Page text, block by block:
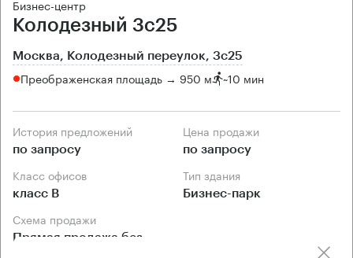
Бизнес-центр
Колодезный 3с25
Москва, Колодезный переулок, 3с25
Преображенская площадь → 950 м ~10 мин
История предложений
по запросу
Цена продажи
по запросу
Класс офисов
класс B
Тип здания
Бизнес-парк
Схема продажи
Прямая продажа без